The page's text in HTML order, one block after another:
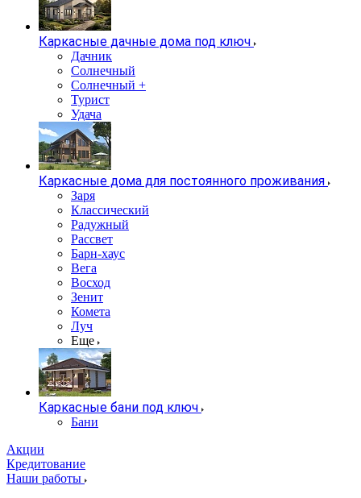
Каркасные дачные дома под ключ
Дачник
Солнечный
Солнечный +
Турист
Удача
Каркасные дома для постоянного проживания
Заря
Классический
Радужный
Рассвет
Барн-хаус
Вега
Восход
Зенит
Комета
Луч
Еще
Каркасные бани под ключ
Бани
Акции
Кредитование
Наши работы